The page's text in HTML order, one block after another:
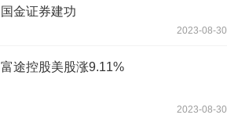
国金证券建功
2023-08-30
富途控股美股涨9.11%
2023-08-30